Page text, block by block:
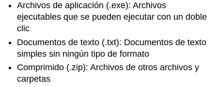
Archivos de aplicación (.exe): Archivos
ejecutables que se pueden ejecutar con un doble
clic
Documentos de texto (.txt): Documentos de texto
simples sin ningún tipo de formato
Comprimido (.zip): Archivos de otros archivos y
carpetas